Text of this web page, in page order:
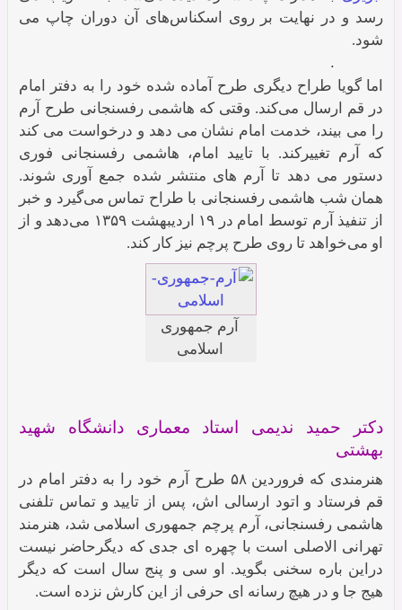
رسد و در نهایت بر روی اسکناس‌های آن دوران چاپ می
شود.
.
اما گویا طراح دیگری طرح آماده شده خود را به دفتر امام
در قم ارسال می‌کند. وقتی که هاشمی رفسنجانی طرح آرم
را می بیند، خدمت امام نشان می دهد و درخواست می کند
که آرم تغییرکند. با تایید امام، هاشمی رفسنجانی فوری
دستور می دهد تا آرم های منتشر شده جمع آوری شوند.
همان شب هاشمی رفسنجانی با طراح تماس می‌گیرد و خبر
از تنفیذ آرم توسط امام در ۱۹ اردیبهشت ۱۳۵۹ می‌دهد و از
او می‌خواهد تا روی طرح پرچم نیز کار کند.
آرم جمهوری
اسلامی
دکتر حمید ندیمی استاد معماری دانشگاه شهید
بهشتی
هنرمندی که فروردین ۵۸ طرح آرم خود را به دفتر امام در
قم فرستاد و اتود ارسالی اش، پس از تایید و تماس تلفنی
هاشمی رفسنجانی، آرم پرچم جمهوری اسلامی شد، هنرمند
تهرانی الاصلی است با چهره ای جدی که دیگرحاضر نیست
دراین باره سخنی بگوید. او سی و پنج سال است که دیگر
هیج جا و در هیچ رسانه ای حرفی از این کارش نزده است.